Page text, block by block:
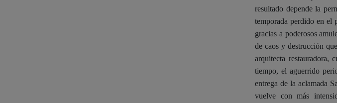
resultado depende la
temporada perdido en el
gracias a poderosos
de caos y destrucción
arquitecta restauradora,
tiempo, el aguerrido
entrega de la aclamada
vuelve con más